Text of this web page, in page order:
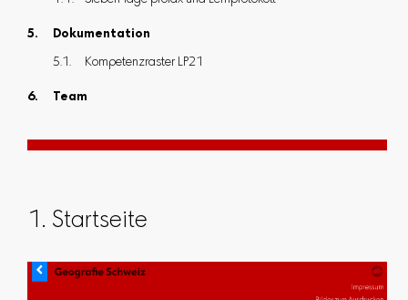
Dokumentation
Kompetenzraster LP21
Team
1. Startseite